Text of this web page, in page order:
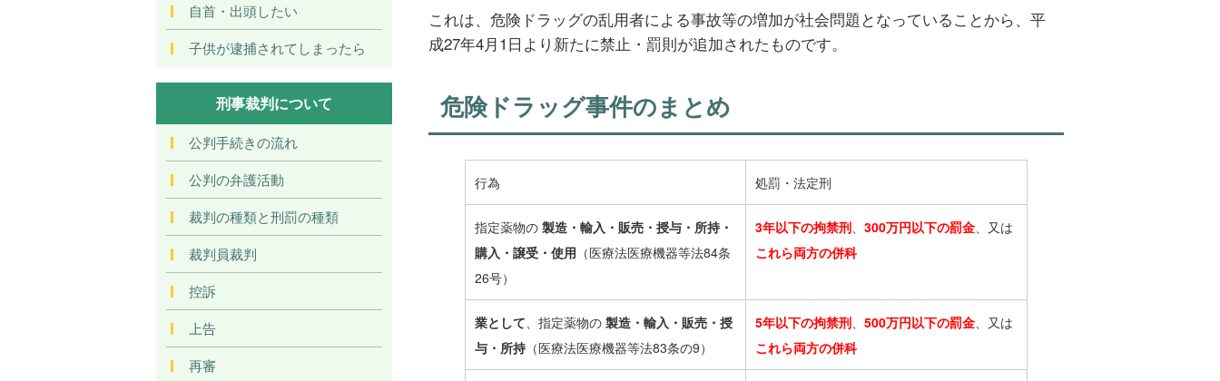
これは、危険ドラッグの乱用者による事故等の増加が社会問題となっていることから、平
成27年4月1日より新たに禁止・罰則が追加されたものです。
危険ドラッグ事件のまとめ
行為 処罰・法定刑
指定薬物の 製造・輸入・販売・授与・所持・
購入・譲受・使用 （医療法医療機器等法84条
26号）
3年以下の拘禁刑 300万円以下の罰金 、又は
これら両方の併科
業として 、指定薬物の 製造・輸入・販売・授
与・所持 （医療法医療機器等法83条の9）
5年以下の拘禁刑 500万円以下の罰金 、又は
これら両方の併科
自首・出頭したい
子供が逮捕されてしまったら
刑事裁判について
公判手続きの流れ
公判の弁護活動
裁判の種類と刑罰の種類
裁判員裁判
控訴
上告
再審